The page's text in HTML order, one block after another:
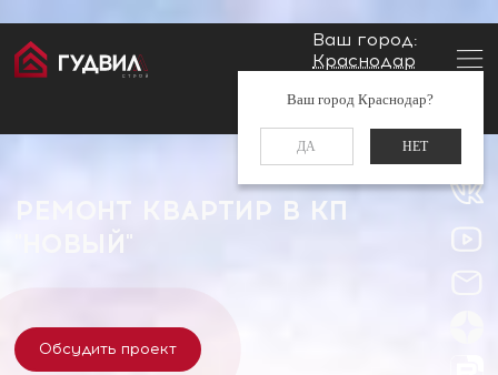
Ваш город:
Краснодар
Ваш город Краснодар?
ДА НЕТ
Заказать звонок
Главная Застройщики
РЕМОНТ КВАРТИР В КП
"НОВЫЙ"
Обсудить проект